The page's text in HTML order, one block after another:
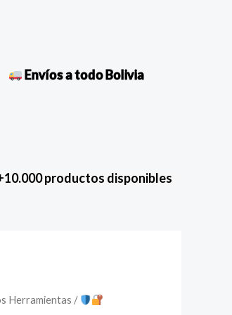
Envíos a todo Bolivia
productos disponibles
Herramientas /